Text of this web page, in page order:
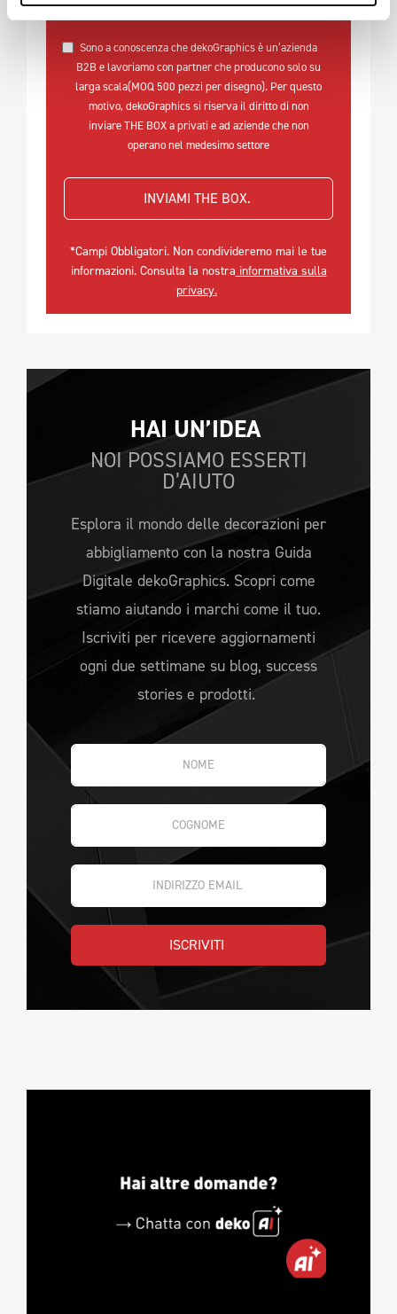
sezione Imprint.
Sono a conoscenza che dekoGraphics è un’azienda
B2B e lavoriamo con partner che producono solo su
larga scala(MOQ 500 pezzi per disegno). Per questo
motivo, dekoGraphics si riserva il diritto di non
inviare THE BOX a privati e ad aziende che non
operano nel medesimo settore
*Campi Obbligatori. Non condivideremo mai le tue
informazioni. Consulta la nostra informativa sulla
privacy.
HAI UN’IDEA
NOI POSSIAMO ESSERTI
D’AIUTO
Esplora il mondo delle decorazioni per
abbigliamento con la nostra Guida
Digitale dekoGraphics. Scopri come
stiamo aiutando i marchi come il tuo.
Iscriviti per ricevere aggiornamenti
ogni due settimane su blog, success
stories e prodotti.